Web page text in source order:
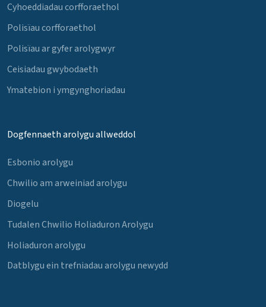
Cyhoeddiadau corfforaethol
Polisïau corfforaethol
Polisïau ar gyfer arolygwyr
Ceisiadau gwybodaeth
Ymatebion i ymgynghoriadau
Dogfennaeth arolygu allweddol
Esbonio arolygu
Chwilio am arweiniad arolygu
Diogelu
Tudalen Chwilio Holiaduron Arolygu
Holiaduron arolygu
Datblygu ein trefniadau arolygu newydd